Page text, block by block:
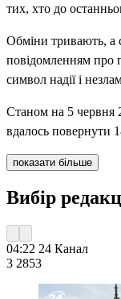
тих, хто до
Обміни тривають, а
повідомленням про
символ надії і
Станом на 5 червня
вдалось повернути
показати більше
Вибір
04:22 24 Канал
3 2853